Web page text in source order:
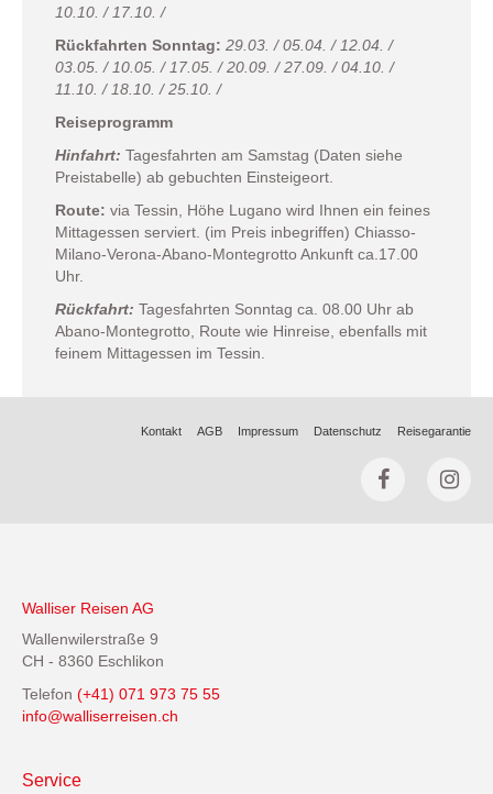
10.10. / 17.10. /
Rückfahrten Sonntag: 29.03. / 05.04. / 12.04. /
03.05. / 10.05. / 17.05. / 20.09. / 27.09. / 04.10. /
11.10. / 18.10. / 25.10. /
Reiseprogramm
Hinfahrt: Tagesfahrten am Samstag (Daten siehe
Preistabelle) ab gebuchten Einsteigeort.
Route: via Tessin, Höhe Lugano wird Ihnen ein feines
Mittagessen serviert. (im Preis inbegriffen) Chiasso-
Milano-Verona-Abano-Montegrotto Ankunft ca.17.00
Uhr.
Rückfahrt: Tagesfahrten Sonntag ca. 08.00 Uhr ab
Abano-Montegrotto, Route wie Hinreise, ebenfalls mit
feinem Mittagessen im Tessin.
Kontakt AGB Impressum Datenschutz Reisegarantie
Walliser Reisen AG
Wallenwilerstraße 9
CH - 8360 Eschlikon
Telefon (+41) 071 973 75 55
info@walliserreisen.ch
Service